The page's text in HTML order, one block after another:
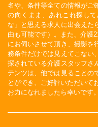
名や、条件等全ての情報がご
の向くまま、あれこれ探し
な」と思える求人に出会えた
由も可能です）。また、介護
にお伺いさせて頂き、撮影を
務条件だけでは見えてこない
探されている介護スタッフさ
テンツは、他では見ることの
とができ、ご好評いただいて
お力になれましたら幸いです。